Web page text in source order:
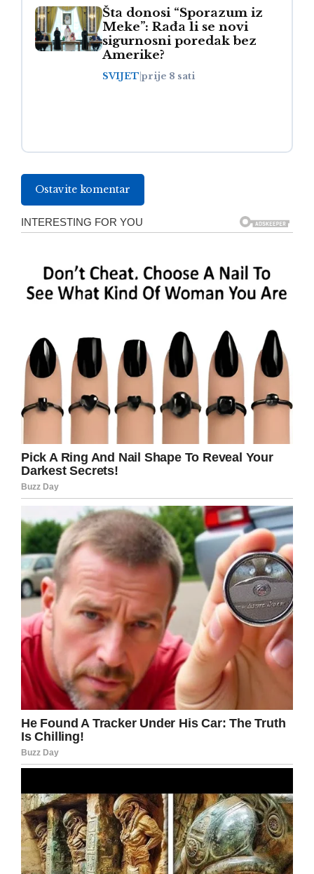
Šta donosi “Sporazum iz
Meke”: Rađa li se novi
sigurnosni poredak bez
Amerike?
SVIJET prije 8 sati
Ostavite komentar